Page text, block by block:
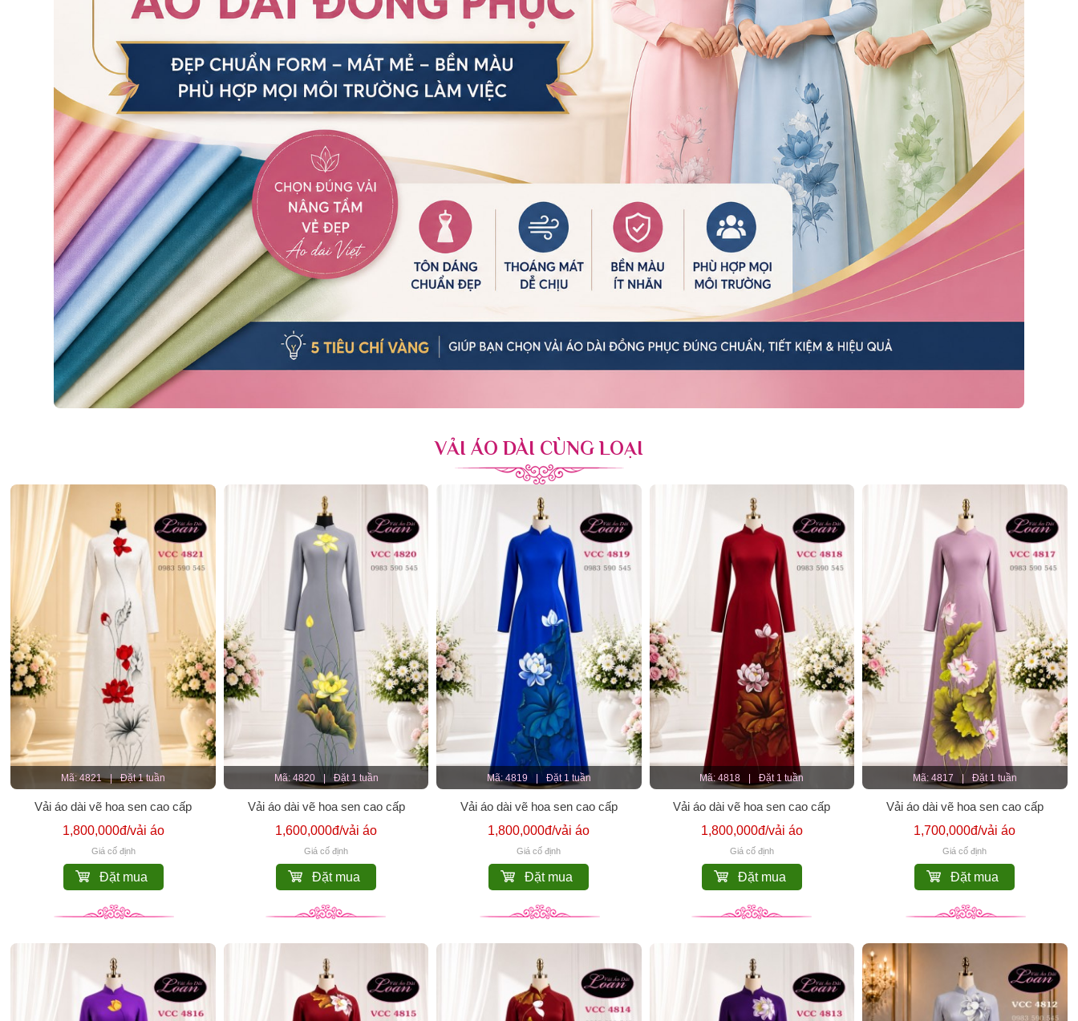
VẢI ÁO DÀI CÙNG LOẠI
Mã: 4821 | Đặt 1 tuần
Vải áo dài vẽ hoa sen cao cấp
1,800,000đ/vải áo
Giá cố định
Đặt mua
Mã: 4820 | Đặt 1 tuần
Vải áo dài vẽ hoa sen cao cấp
1,600,000đ/vải áo
Giá cố định
Đặt mua
Mã: 4819 | Đặt 1 tuần
Vải áo dài vẽ hoa sen cao cấp
1,800,000đ/vải áo
Giá cố định
Đặt mua
Mã: 4818 | Đặt 1 tuần
Vải áo dài vẽ hoa sen cao cấp
1,800,000đ/vải áo
Giá cố định
Đặt mua
Mã: 4817 | Đặt 1 tuần
Vải áo dài vẽ hoa sen cao cấp
1,700,000đ/vải áo
Giá cố định
Đặt mua